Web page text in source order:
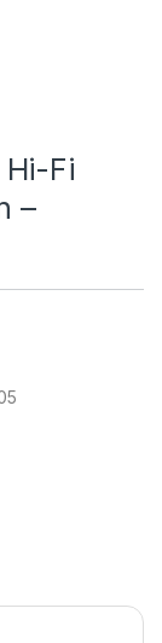
Hi-Fi
–